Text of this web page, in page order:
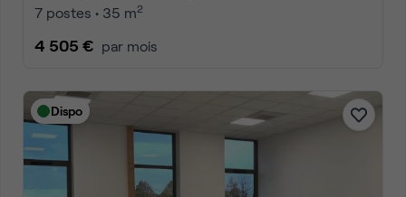
7 postes • 35 m2
4 505 € par mois
Dispo